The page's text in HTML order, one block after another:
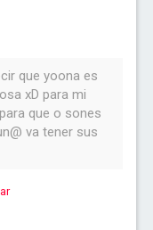
que yoona es
xD para mi
que o sones
va tener sus